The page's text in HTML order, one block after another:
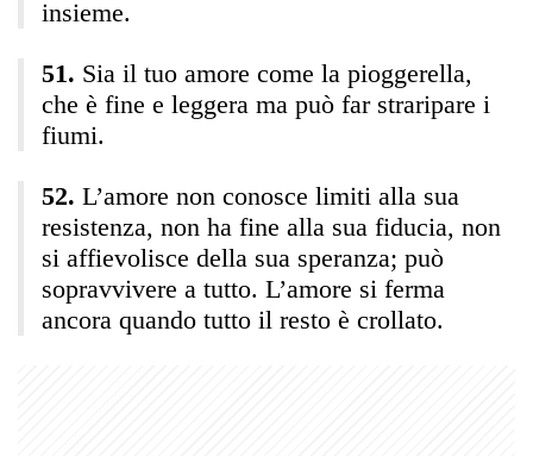
insieme.
Sia il tuo amore come la pioggerella,
che è fine e leggera ma può far straripare i
fiumi.
L’amore non conosce limiti alla sua
resistenza, non ha fine alla sua fiducia, non
si affievolisce della sua speranza; può
sopravvivere a tutto. L’amore si ferma
ancora quando tutto il resto è crollato.